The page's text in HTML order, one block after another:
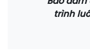
trình